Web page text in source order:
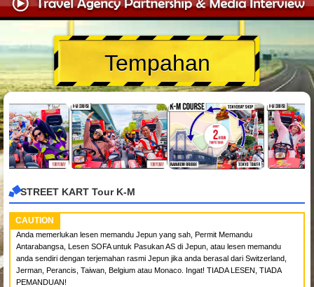
Tempahan
STREET KART Tour K-M
CAUTION
Anda memerlukan lesen memandu Jepun yang sah, Permit Memandu
Antarabangsa, Lesen SOFA untuk Pasukan AS di Jepun, atau lesen memandu
anda sendiri dengan terjemahan rasmi Jepun jika anda berasal dari Switzerland,
Jerman, Perancis, Taiwan, Belgium atau Monaco. Ingat! TIADA LESEN, TIADA
PEMANDUAN!